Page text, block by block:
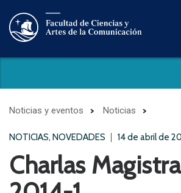
Noticias y eventos Noticias
NOTICIAS, NOVEDADES 14 de abril de
Charlas